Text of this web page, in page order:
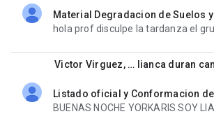
unread,
Victor Virguez, … lianca duran
Listado oficial y Conformacion
unread,